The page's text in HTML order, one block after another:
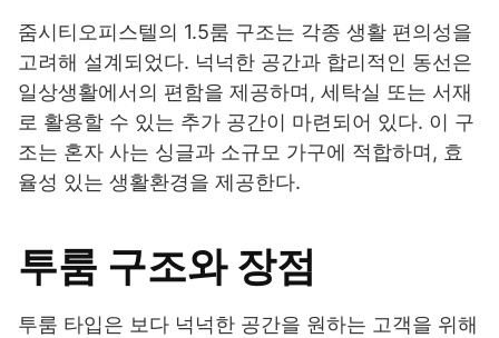
줌시티오피스텔의 1.5룸 구조는 각종 생활 편의성을
고려해 설계되었다. 넉넉한 공간과 합리적인 동선은
일상생활에서의 편함을 제공하며, 세탁실 또는 서재
로 활용할 수 있는 추가 공간이 마련되어 있다. 이 구
조는 혼자 사는 싱글과 소규모 가구에 적합하며, 효
율성 있는 생활환경을 제공한다.
투룸 구조와 장점
투룸 타입은 보다 넉넉한 공간을 원하는 고객을 위해